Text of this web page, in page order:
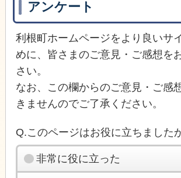
アンケート
利根町ホームページをより良いサ
めに、皆さまのご意見・ご感想を
さい。
なお、この欄からのご意見・ご感
きませんのでご了承ください。
Q.このページはお役に立ちました
非常に役に立った